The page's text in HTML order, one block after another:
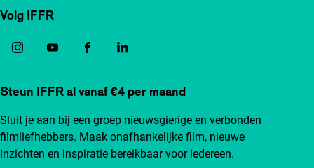
Volg IFFR
Steun IFFR al vanaf €4 per maand
Sluit je aan bij een groep nieuwsgierige en verbonden
filmliefhebbers. Maak onafhankelijke film, nieuwe
inzichten en inspiratie bereikbaar voor iedereen.